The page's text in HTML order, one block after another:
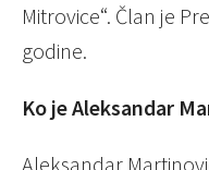
Mitrovice“. Član je
godine.
Ko je Aleksandar
Aleksandar